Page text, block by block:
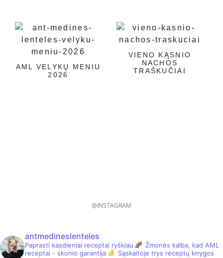
AML VELYKŲ MENIU
2026
VIENO KĄSNIO
NACHOS
TRAŠKUČIAI
@INSTAGRAM
antmedineslenteles
Paprasti kasdieniai receptai ryškiau
Žmonės kalba, kad AML
receptai - skonio garantija
Sąskaitoje trys receptų knygos